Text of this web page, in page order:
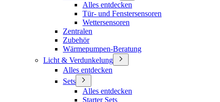
Alles entdecken
Tür- und Fenstersensoren
Wettersensoren
Zentralen
Zubehör
Wärmepumpen-Beratung
Licht & Verdunkelung
Alles entdecken
Sets
Alles entdecken
Starter Sets